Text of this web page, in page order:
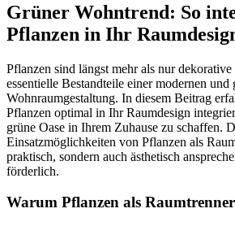
Grüner Wohntrend: So
Pflanzen in Ihr
Pflanzen sind längst mehr als nur
essentielle Bestandteile einer modernen und
Wohnraumgestaltung. In diesem Beitrag
Pflanzen optimal in Ihr Raumdesign
grüne Oase in Ihrem Zuhause zu schaffen.
Einsatzmöglichkeiten von Pflanzen als
praktisch, sondern auch ästhetisch
förderlich.
Warum Pflanzen als